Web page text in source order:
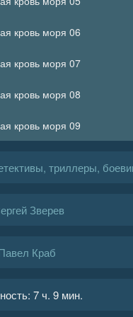
кровь моря 06
кровь моря 07
кровь моря 08
кровь моря 09
триллеры,
Зверев
Краб
7 ч. 9 мин.